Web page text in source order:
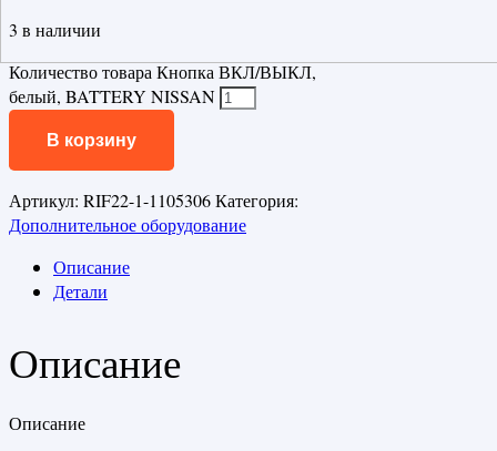
3 в наличии
Количество товара Кнопка ВКЛ/ВЫКЛ,
белый, BATTERY NISSAN
В корзину
Артикул: RIF22-1-1105306Категория:
Дополнительное оборудование
Описание
Детали
Описание
Описание